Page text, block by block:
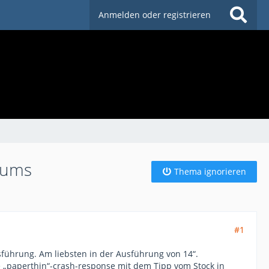
Anmelden oder registrieren
Thema ignorieren
#1
Am liebsten in der Ausführung von 14“.
crash-response mit dem Tipp vom Stock in